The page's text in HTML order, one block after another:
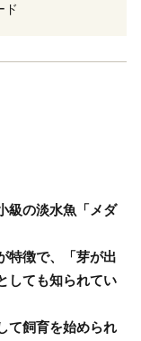
ド
級の淡水魚「メダ
特徴で、「芽が出
しても知られてい
て飼育を始められ